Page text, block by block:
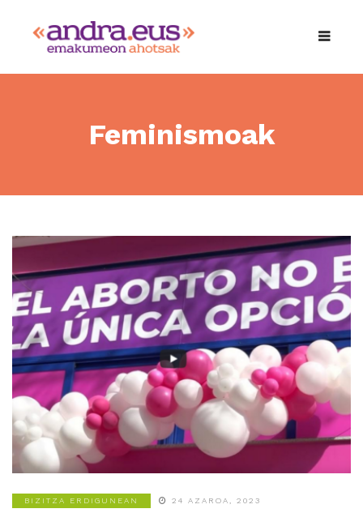
Feminismoak
BIZITZA ERDIGUNEAN 24 AZAROA, 2023